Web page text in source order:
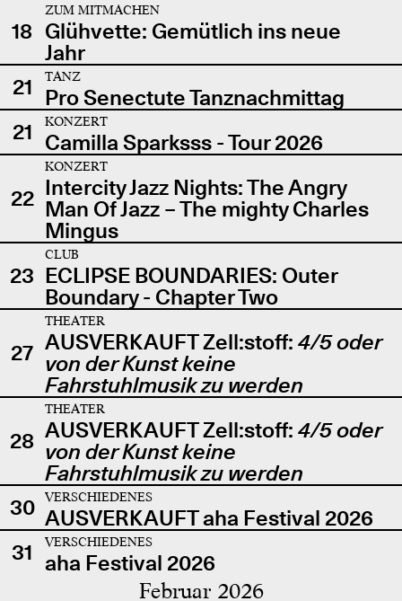
18
ZUM MITMACHEN
Glühvette: Gemütlich ins neue
Jahr
21
TANZ
Pro Senectute Tanznachmittag
21
KONZERT
Camilla Sparksss - Tour 2026
22
KONZERT
Intercity Jazz Nights: The Angry
Man Of Jazz – The mighty Charles
Mingus
23
CLUB
ECLIPSE BOUNDARIES: Outer
Boundary - Chapter Two
27
THEATER
AUSVERKAUFT Zell:stoff: 4/5 oder
von der Kunst keine
Fahrstuhlmusik zu werden
28
THEATER
AUSVERKAUFT Zell:stoff: 4/5 oder
von der Kunst keine
Fahrstuhlmusik zu werden
30
VERSCHIEDENES
AUSVERKAUFT aha Festival 2026
31
VERSCHIEDENES
aha Festival 2026
Februar 2026